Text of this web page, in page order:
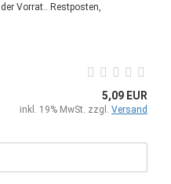
Restposten,
5,09 EUR
inkl. 19% MwSt. zzgl. Versand